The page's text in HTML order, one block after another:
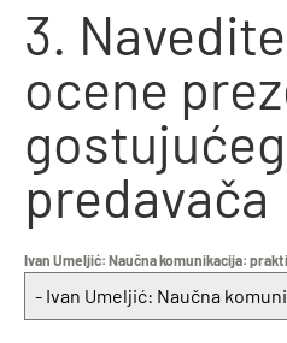
3.
ocene
gostujućeg
predavača
Ivan Umeljić: Naučna komunikacija: